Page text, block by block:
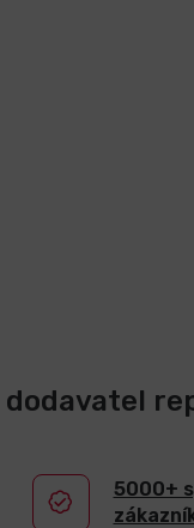
dodavatel
5000+